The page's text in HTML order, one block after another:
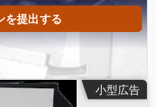
を提出する
小型広告